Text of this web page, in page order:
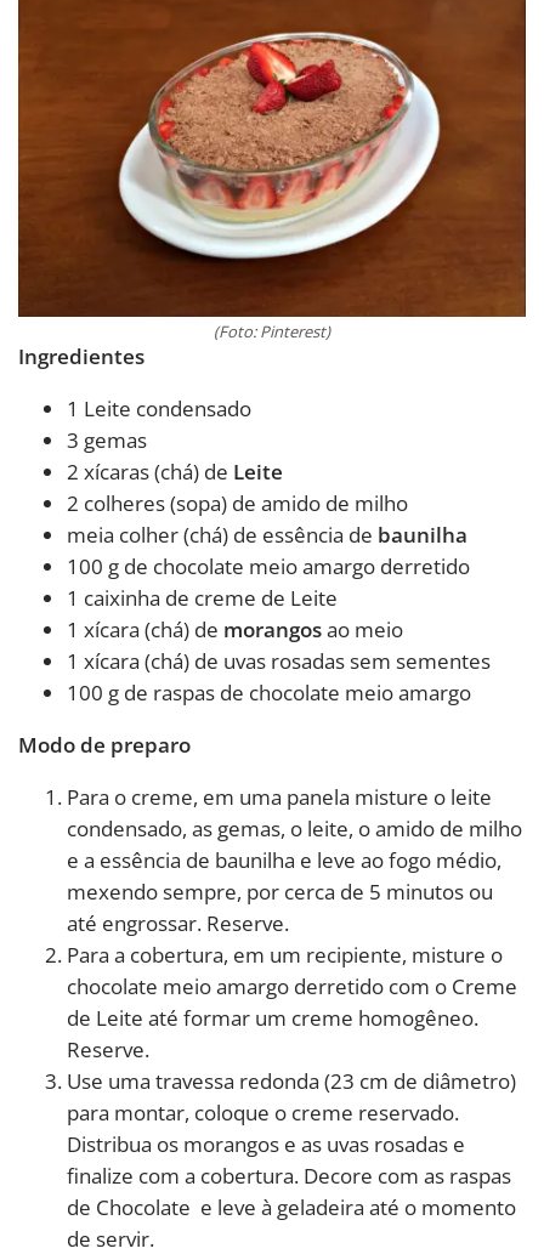
(Foto: Pinterest)
Ingredientes
1 Leite condensado
3 gemas
2 xícaras (chá) de Leite
2 colheres (sopa) de amido de milho
meia colher (chá) de essência de baunilha
100 g de chocolate meio amargo derretido
1 caixinha de creme de Leite
1 xícara (chá) de morangosao meio
1 xícara (chá) de uvas rosadas sem sementes
100 g de raspas de chocolate meio amargo
Modo de preparo
Para o creme, em uma panela misture o leite
condensado, as gemas, o leite, o amido de milho
e a essência de baunilha e leve ao fogo médio,
mexendo sempre, por cerca de 5 minutos ou
até engrossar. Reserve.
Para a cobertura, em um recipiente, misture o
chocolate meio amargo derretido com o Creme
de Leite até formar um creme homogêneo.
Reserve.
Use uma travessa redonda (23 cm de diâmetro)
para montar, coloque o creme reservado.
Distribua os morangos e as uvas rosadas e
finalize com a cobertura. Decore com as raspas
de Chocolate e leve à geladeira até o momento
de servir.